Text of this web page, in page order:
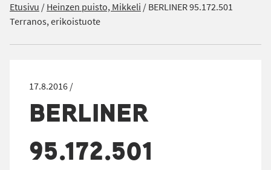
Etusivu /Heinzen puisto, Mikkeli /BERLINER 95.172.501
Terranos, erikoistuote
17.8.2016 /
BERLINER
95.172.501